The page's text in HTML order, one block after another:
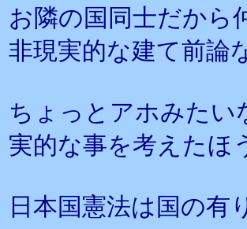
お隣の国同士だから
非現実的な建て前論
ちょっとアホみたい
実的な事を考えたほ
日本国憲法は国の有